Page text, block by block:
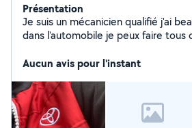
Présentation
Je suis un mécanicien qualifié j'ai
dans l'automobile je peux faire tous
valise de diagnostic Je peux vous
Aucun avis pour l'instant